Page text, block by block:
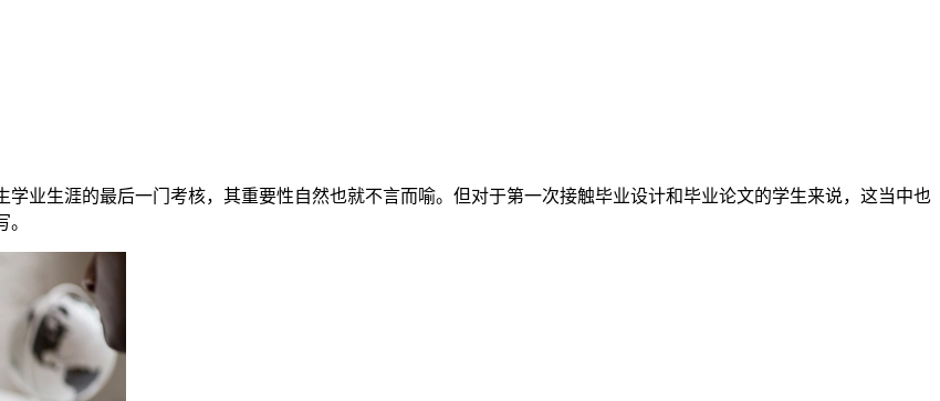
业生涯的最后一门考核，其重要性自然也就不言而喻。但对于第一次接触毕业设计和毕业论文的学生来说，这当中也